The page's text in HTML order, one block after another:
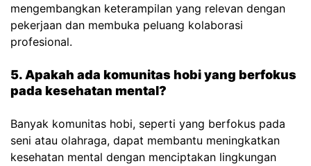
mengembangkan keterampilan yang relevan dengan
pekerjaan dan membuka peluang kolaborasi
profesional.
5. Apakah ada komunitas hobi yang berfokus
pada kesehatan mental?
Banyak komunitas hobi, seperti yang berfokus pada
seni atau olahraga, dapat membantu meningkatkan
kesehatan mental dengan menciptakan lingkungan